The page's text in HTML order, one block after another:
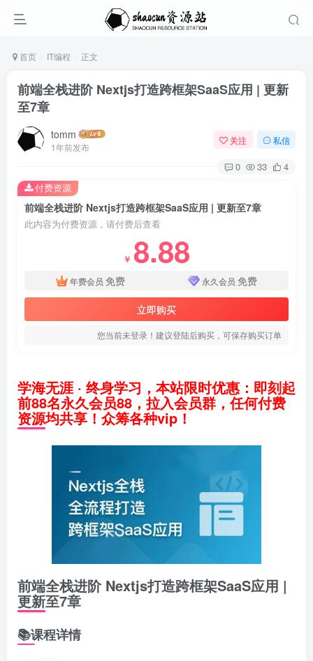
首页 IT编程 正文
前端全栈进阶 Nextjs打造跨框架SaaS应用 | 更新
至7章
tomm
1年前发布
关注 私信
0 33 4
前端全栈进阶 Nextjs打造跨框架SaaS应用 | 更新至7章
此内容为付费资源，请付费后查看
￥ 8.88
年费会员 免费 永久会员 免费
立即购买
您当前未登录！建议登陆后购买，可保存购买订单
付费资源
学海无涯 · 终身学习，本站限时优惠：即刻起
前88名永久会员88，拉入会员群，任何付费
资源均共享！众筹各种vip！
前端全栈进阶 Nextjs打造跨框架SaaS应用 |
更新至7章
📚课程详情